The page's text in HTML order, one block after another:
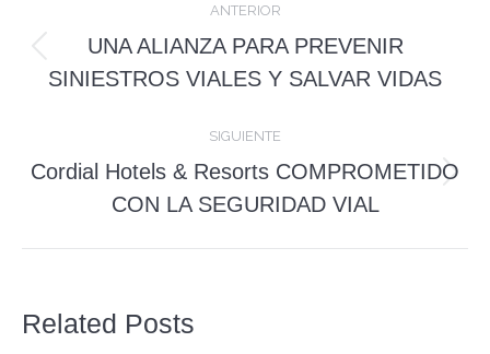
entre
publicaciones
ANTERIOR
Publicación
anterior:
UNA ALIANZA PARA PREVENIR
SINIESTROS VIALES Y SALVAR VIDAS
SIGUIENTE
Publicación
siguiente:
Cordial Hotels & Resorts COMPROMETIDO
CON LA SEGURIDAD VIAL
Related Posts